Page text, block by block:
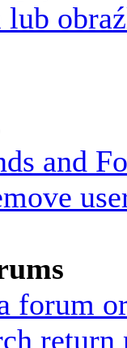
lub
and
forum
return